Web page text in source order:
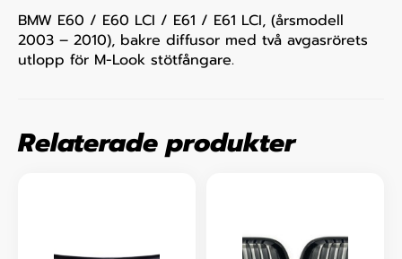
BMW E60 / E60 LCI / E61 / E61 LCI, (årsmodell
2003 – 2010), bakre diffusor med två avgasrörets
utlopp för M-Look stötfångare.
Relaterade produkter